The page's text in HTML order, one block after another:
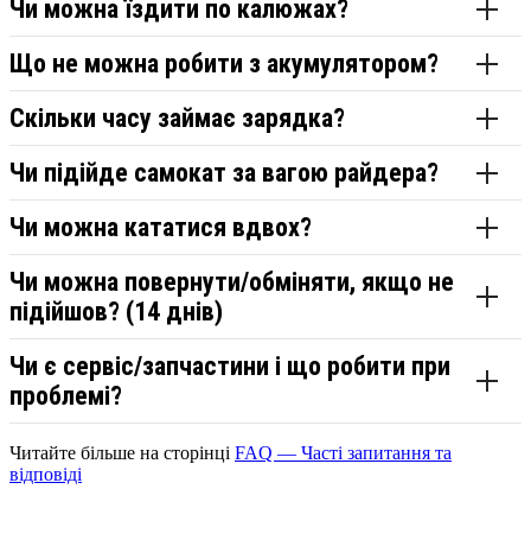
Чи можна їздити по калюжах?
Що не можна робити з акумулятором?
Скільки часу займає зарядка?
Чи підійде самокат за вагою райдера?
Чи можна кататися вдвох?
Чи можна повернути/обміняти, якщо не
підійшов? (14 днів)
Чи є сервіс/запчастини і що робити при
проблемі?
Читайте більше на сторінці FAQ — Часті запитання та
відповіді